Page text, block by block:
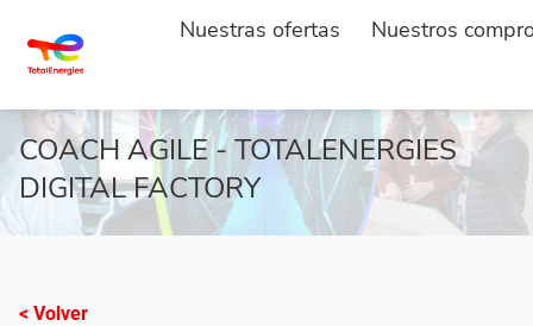
Nuestras ofertas Nuestros
COACH AGILE - TOTALENERGIES
DIGITAL FACTORY
< Volver